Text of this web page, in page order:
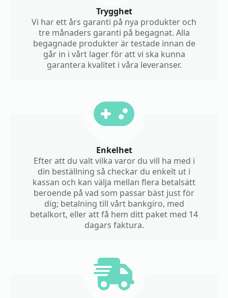
Trygghet
Vi har ett års garanti på nya produkter och
tre månaders garanti på begagnat. Alla
begagnade produkter är testade innan de
går in i vårt lager för att vi ska kunna
garantera kvalitet i våra leveranser.
Enkelhet
Efter att du valt vilka varor du vill ha med i
din beställning så checkar du enkelt ut i
kassan och kan välja mellan flera betalsätt
beroende på vad som passar bäst just för
dig; betalning till vårt bankgiro, med
betalkort, eller att få hem ditt paket med 14
dagars faktura.